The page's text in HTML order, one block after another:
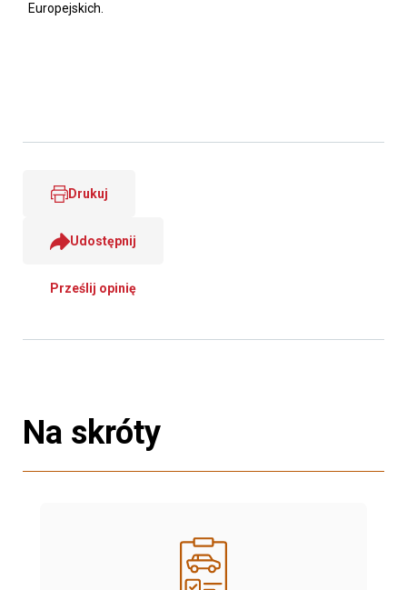
Europejskich.
Drukuj
Udostępnij
Prześlij opinię
Na skróty